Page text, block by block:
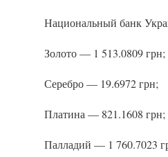
Национальный банк
Золото — 1 513.0809 грн;
Серебро — 19.6972 грн;
Платина — 821.1608 грн;
Палладий — 1 760.7023